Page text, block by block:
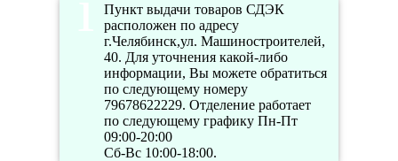
Пункт выдачи товаров СДЭК
расположен по адресу
г.Челябинск,ул. Машиностроителей,
40. Для уточнения какой-либо
информации, Вы можете обратиться
по следующему номеру
79678622229. Отделение работает
по следующему графику Пн-Пт
09:00-20:00
Сб-Вс 10:00-18:00.